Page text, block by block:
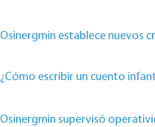
Osinergmin establece nuevos
¿Cómo escribir un cuento
Osinergmin supervisó